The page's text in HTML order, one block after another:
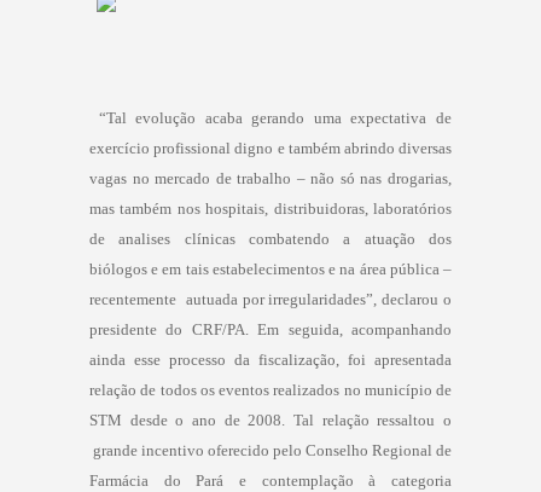
“Tal evolução acaba gerando uma expectativa de
exercício profissional digno e também abrindo diversas
vagas no mercado de trabalho – não só nas drogarias,
mas também nos hospitais, distribuidoras, laboratórios
de analises clínicas combatendo a atuação dos
biólogos e em tais estabelecimentos e na área pública –
recentemente autuada por irregularidades”, declarou o
presidente do CRF/PA. Em seguida, acompanhando
ainda esse processo da fiscalização, foi apresentada
relação de todos os eventos realizados no município de
STM desde o ano de 2008. Tal relação ressaltou o
grande incentivo oferecido pelo Conselho Regional de
Farmácia do Pará e contemplação à categoria